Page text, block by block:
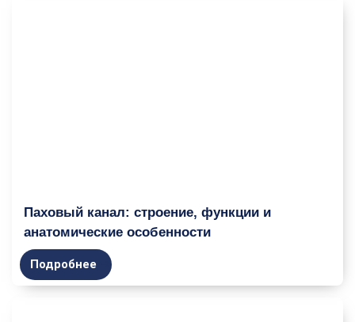
Паховый канал: строение, функции и
анатомические особенности
Подробнее